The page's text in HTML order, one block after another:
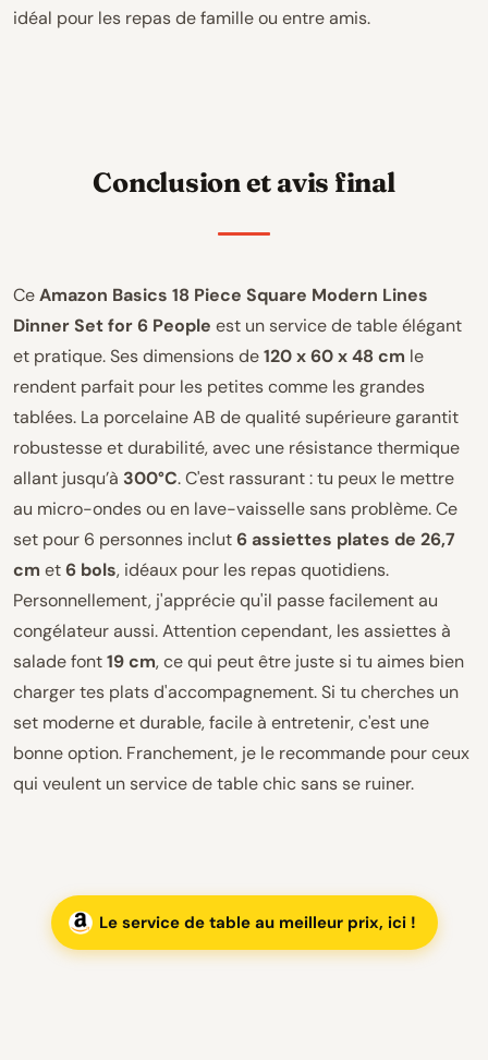
idéal pour les repas de famille ou entre amis.
Conclusion et avis final
CeAmazon Basics 18 Piece Square Modern Lines
Dinner Set for 6 People est un service de table élégant
et pratique. Ses dimensions de120 x 60 x 48 cm le
rendent parfait pour les petites comme les grandes
tablées. La porcelaine AB de qualité supérieure garantit
robustesse et durabilité, avec une résistance thermique
allant jusqu’à 300°C. C'est rassurant : tu peux le mettre
au micro-ondes ou en lave-vaisselle sans problème. Ce
set pour 6 personnes inclut6 assiettes plates de 26,7
cm et6 bols, idéaux pour les repas quotidiens.
Personnellement, j'apprécie qu'il passe facilement au
congélateur aussi. Attention cependant, les assiettes à
salade font19 cm, ce qui peut être juste si tu aimes bien
charger tes plats d'accompagnement. Si tu cherches un
set moderne et durable, facile à entretenir, c'est une
bonne option. Franchement, je le recommande pour ceux
qui veulent un service de table chic sans se ruiner.
Le service de table au meilleur prix, ici !